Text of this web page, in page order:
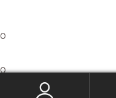
0
0
Mon panierQue